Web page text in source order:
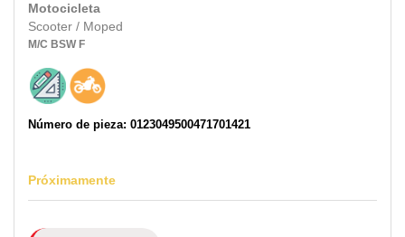
Motocicleta
Scooter / Moped
M/C BSW F
Número de pieza: 0123049500471701421
Próximamente